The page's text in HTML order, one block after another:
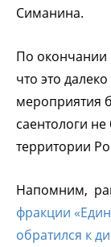
Симанина.
По окончании
что это
мероприятия
саентологи
территории
Напомним,
фракции
обратился к